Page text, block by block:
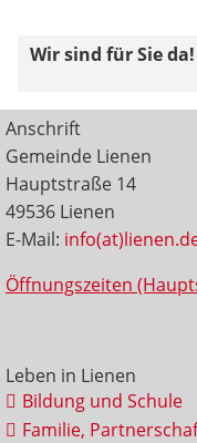
Wir sind für Sie
Anschrift
Gemeinde Lienen
Hauptstraße 14
49536 Lienen
E-Mail:
Öffnungszeiten
Leben in Lienen
Bildung und Schule
Familie,